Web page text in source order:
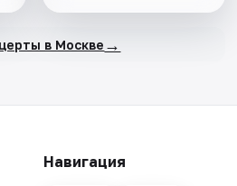
в Москве →
Навигация